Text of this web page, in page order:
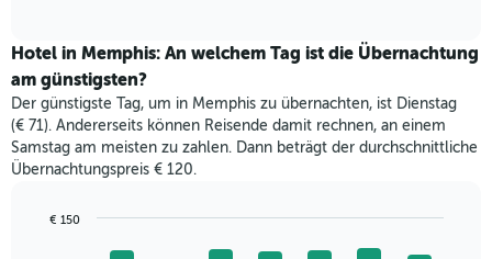
den
durchschnittlichen
Zimmerpreis
im
jeweiligen
Monat
an.
Diagramm
Hotel in Memphis: An welchem Tag ist die Übernachtung
am günstigsten?
Der günstigste Tag, um in Memphis zu übernachten, ist Dienstag
(€ 71). Andererseits können Reisende damit rechnen, an einem
Samstag am meisten zu zahlen. Dann beträgt der durchschnittliche
Übernachtungspreis € 120.
€ 150